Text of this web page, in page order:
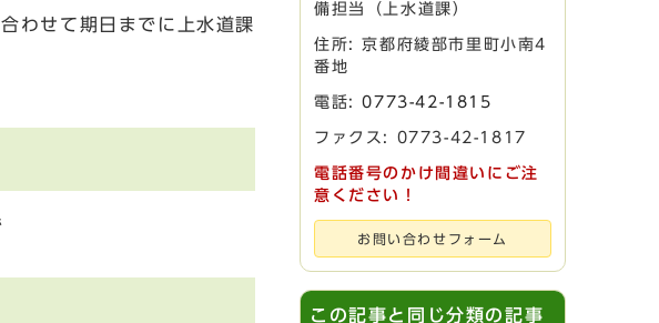
わせて期日までに上水道課
備担当（上水道課）
住所: 京都府綾部市里町小南4
番地
電話:0773-42-1815
ファクス: 0773-42-1817
電話番号のかけ間違いにご注
意ください！
お問い合わせフォーム
この記事と同じ分類の記事